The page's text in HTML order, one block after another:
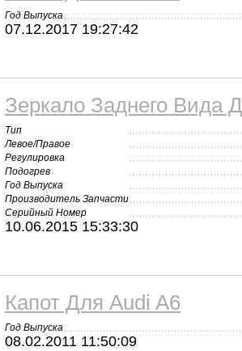
Год Выпуска
07.12.2017 19:27:42
Зеркало Заднего Вида
Тип
Левое/Правое
Регулировка
Подогрев
Год Выпуска
Производитель Запчасти
Серийный Номер
10.06.2015 15:33:30
Капот Для Audi A6
Год Выпуска
08.02.2011 11:50:09